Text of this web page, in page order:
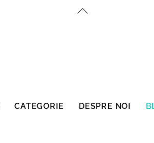
CATEGORIE DESPRE NOI
Înapoi